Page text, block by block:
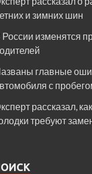
и зимних шин
России изменятся
главные
с
рассказал,
требуют